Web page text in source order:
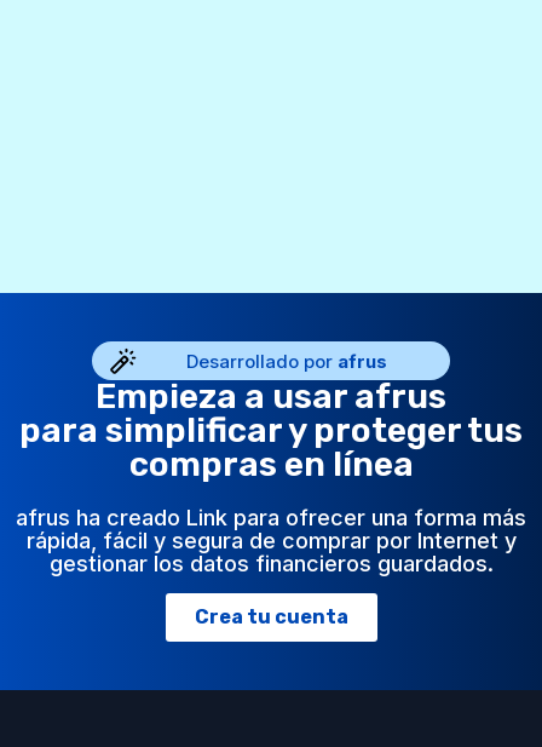
Desarrollado por afrus
Empieza a usar afrus
para simplificar y proteger tus
compras en línea
afrus ha creado Link para ofrecer una forma más
rápida, fácil y segura de comprar por Internet y
gestionar los datos financieros guardados.
Crea tu cuenta